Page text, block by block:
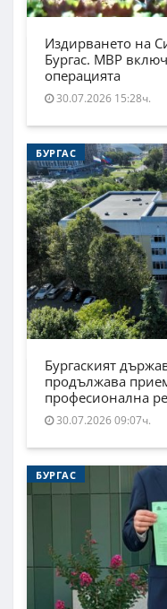
Издирването на
Бургас. МВР
операцията
30.07.2026 15:28ч.
БУРГАС
Бургаският
продължава
професионална
30.07.2026 09:07ч.
БУРГАС